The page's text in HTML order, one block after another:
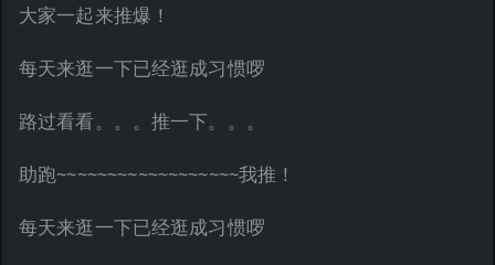
大家一起来推爆！
每天来逛一下已经逛成习惯啰
路过看看。。。推一下。。。
助跑~~~~~~~~~~~~~~~~~~我推！
每天来逛一下已经逛成习惯啰